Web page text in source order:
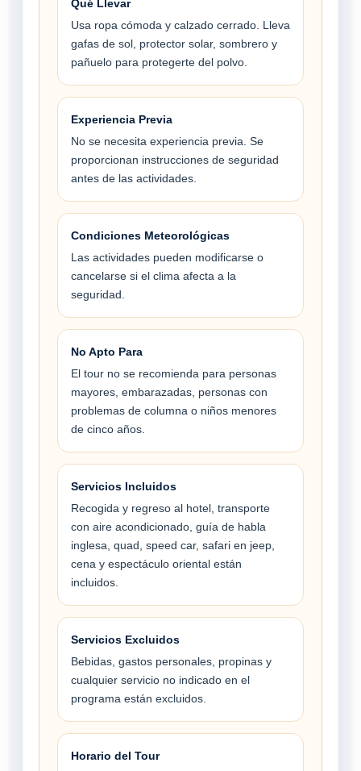
Qué Llevar
Usa ropa cómoda y calzado cerrado. Lleva
gafas de sol, protector solar, sombrero y
pañuelo para protegerte del polvo.
Experiencia Previa
No se necesita experiencia previa. Se
proporcionan instrucciones de seguridad
antes de las actividades.
Condiciones Meteorológicas
Las actividades pueden modificarse o
cancelarse si el clima afecta a la
seguridad.
No Apto Para
El tour no se recomienda para personas
mayores, embarazadas, personas con
problemas de columna o niños menores
de cinco años.
Servicios Incluidos
Recogida y regreso al hotel, transporte
con aire acondicionado, guía de habla
inglesa, quad, speed car, safari en jeep,
cena y espectáculo oriental están
incluidos.
Servicios Excluidos
Bebidas, gastos personales, propinas y
cualquier servicio no indicado en el
programa están excluidos.
Horario del Tour